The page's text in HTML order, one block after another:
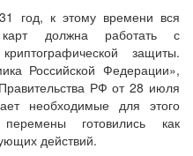
год, к этому времени вся
карт должна работать с
защиты.
Российской Федерации»,
РФ от 28 июля
необходимые для этого
готовились как
действий.